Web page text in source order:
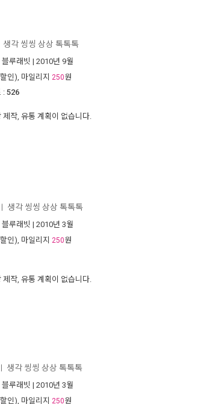
생각 씽씽 상상 톡톡톡
블루래빗 | 2010년 9월
할인), 마일리지 250원
: 526
작, 유통 계획이 없습니다.
생각 씽씽 상상 톡톡톡
블루래빗 | 2010년 3월
할인), 마일리지 250원
작, 유통 계획이 없습니다.
생각 씽씽 상상 톡톡톡
블루래빗 | 2010년 3월
할인), 마일리지 250원